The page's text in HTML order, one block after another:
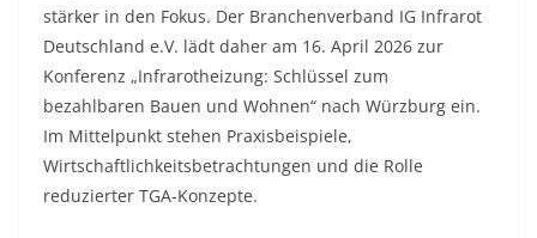
stärker in den Fokus. Der Branchenverband IG Infrarot
Deutschland e.V. lädt daher am 16. April 2026 zur
Konferenz „Infrarotheizung: Schlüssel zum
bezahlbaren Bauen und Wohnen“ nach Würzburg ein.
Im Mittelpunkt stehen Praxisbeispiele,
Wirtschaftlichkeitsbetrachtungen und die Rolle
reduzierter TGA-Konzepte.